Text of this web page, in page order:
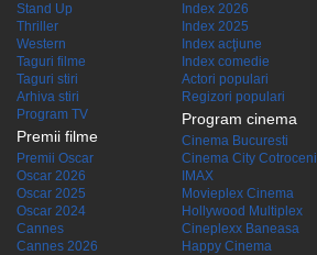
Stand Up
Thriller
Western
Taguri filme
Taguri stiri
Arhiva stiri
Program TV
Premii filme
Premii Oscar
Oscar 2026
Oscar 2025
Oscar 2024
Cannes
Cannes 2026
Index 2026
Index 2025
Index acţiune
Index comedie
Actori populari
Regizori populari
Program cinema
Cinema Bucuresti
Cinema City Cotroceni
IMAX
Movieplex Cinema
Hollywood Multiplex
Cineplexx Baneasa
Happy Cinema